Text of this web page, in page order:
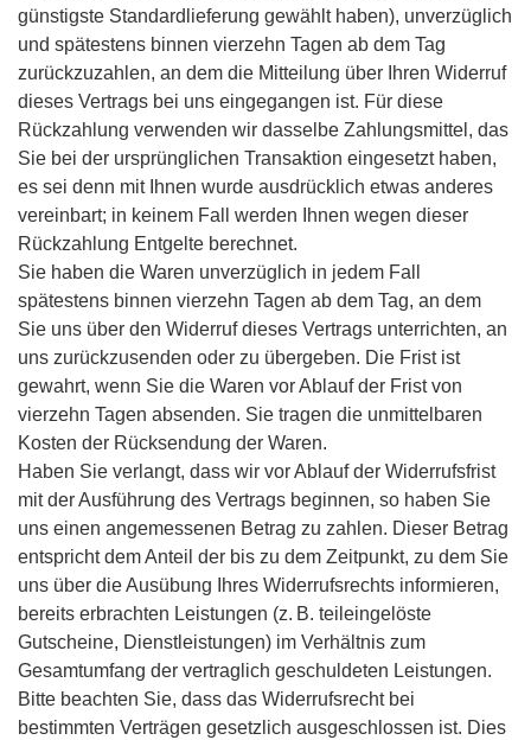
günstigste Standardlieferung gewählt haben), unverzüglich
und spätestens binnen vierzehn Tagen ab dem Tag
zurückzuzahlen, an dem die Mitteilung über Ihren Widerruf
dieses Vertrags bei uns eingegangen ist. Für diese
Rückzahlung verwenden wir dasselbe Zahlungsmittel, das
Sie bei der ursprünglichen Transaktion eingesetzt haben,
es sei denn mit Ihnen wurde ausdrücklich etwas anderes
vereinbart; in keinem Fall werden Ihnen wegen dieser
Rückzahlung Entgelte berechnet.
Sie haben die Waren unverzüglich in jedem Fall
spätestens binnen vierzehn Tagen ab dem Tag, an dem
Sie uns über den Widerruf dieses Vertrags unterrichten, an
uns zurückzusenden oder zu übergeben. Die Frist ist
gewahrt, wenn Sie die Waren vor Ablauf der Frist von
vierzehn Tagen absenden. Sie tragen die unmittelbaren
Kosten der Rücksendung der Waren.
Haben Sie verlangt, dass wir vor Ablauf der Widerrufsfrist
mit der Ausführung des Vertrags beginnen, so haben Sie
uns einen angemessenen Betrag zu zahlen. Dieser Betrag
entspricht dem Anteil der bis zu dem Zeitpunkt, zu dem Sie
uns über die Ausübung Ihres Widerrufsrechts informieren,
bereits erbrachten Leistungen (z. B. teileingelöste
Gutscheine, Dienstleistungen) im Verhältnis zum
Gesamtumfang der vertraglich geschuldeten Leistungen.
Bitte beachten Sie, dass das Widerrufsrecht bei
bestimmten Verträgen gesetzlich ausgeschlossen ist. Dies